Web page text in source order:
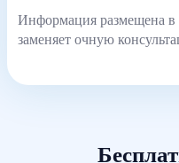
Информация размещена в
заменяет очную